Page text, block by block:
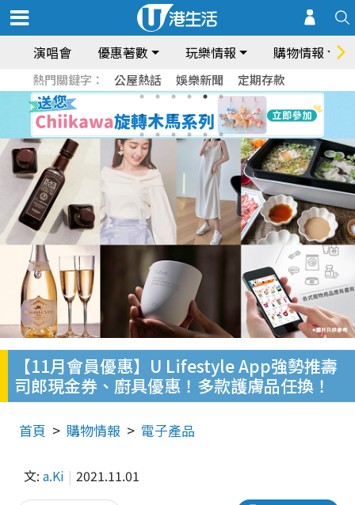
演唱會 優惠著數 玩樂情報 購物情報
熱門關鍵字： 公屋熱話 娛樂新聞 定期存款
【11月會員優惠】U Lifestyle App強勢推壽
司郎現金券、廚具優惠！多款護膚品任換！
首頁 購物情報 電子產品
文: a.Ki 2021.11.01